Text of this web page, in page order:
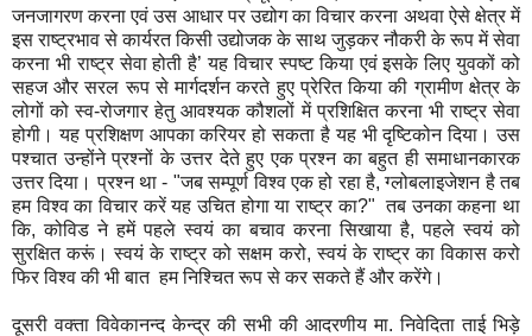
जनजागरण करना एवं उस आधार पर उद्योग का विचार करना अथवा ऐसे क्षेत्र में
इस राष्ट्रभाव से कार्यरत किसी उद्योजक के साथ जुड़कर नौकरी के रूप में सेवा
करना भी राष्ट्र सेवा होती है’ यह विचार स्पष्ट किया एवं इसके लिए युवकों को
सहज और सरल रूप से मार्गदर्शन करते हुए प्रेरित किया की ग्रामीण क्षेत्र के
लोगों को स्व-रोजगार हेतु आवश्यक कौशलों में प्रशिक्षित करना भी राष्ट्र सेवा
होगी। यह प्रशिक्षण आपका करियर हो सकता है यह भी दृष्टिकोन दिया। उस
पश्चात उन्होंने प्रश्नों के उत्तर देते हुए एक प्रश्न का बहुत ही समाधानकारक
उत्तर दिया। प्रश्न था - "जब सम्पूर्ण विश्व एक हो रहा है, ग्लोबलाइजेशन है तब
हम विश्व का विचार करें यह उचित होगा या राष्ट्र का?" तब उनका कहना था
कि, कोविड ने हमें पहले स्वयं का बचाव करना सिखाया है, पहले स्वयं को
सुरक्षित करूं। स्वयं के राष्ट्र को सक्षम करो, स्वयं के राष्ट्र का विकास करो
फिर विश्व की भी बात हम निश्चित रूप से कर सकते हैं और करेंगे।
दूसरी वक्ता विवेकानन्द केन्द्र की सभी की आदरणीय मा. निवेदिता ताई भिड़े